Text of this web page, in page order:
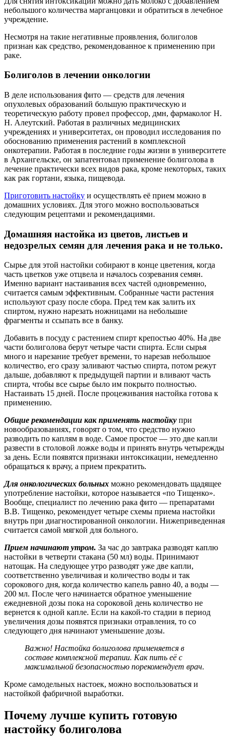
небольшого количества марганцовки и обратиться в лечебное
учреждение.
Несмотря на такие негативные проявления, болиголов
признан как средство, рекомендованное к применению при
раке.
Болиголов в лечении онкологии
В деле использования фито — средств для лечения
опухолевых образований большую практическую и
теоретическую работу провел профессор, дмн, фармаколог Н.
Н. Алеутский. Работая в различных медицинских
учреждениях и университетах, он проводил исследования по
обоснованию применения растений в комплексной
онкотерапии. Работая в последние годы жизни в университете
в Архангельске, он запатентовал применение болиголова в
лечение практически всех видов рака, кроме некоторых, таких
как рак гортани, языка, пищевода.
Приготовить настойку и осуществлять её прием можно в
домашних условиях. Для этого можно воспользоваться
следующим рецептами и рекомендациями.
Домашняя настойка из цветов, листьев и
недозрелых семян для лечения рака и не только.
Сырье для этой настойки собирают в конце цветения, когда
часть цветков уже отцвела и началось созревания семян.
Именно вариант настаивания всех частей одновременно,
считается самым эффективным. Собранные части растения
используют сразу после сбора. Пред тем как залить их
спиртом, нужно нарезать ножницами на небольшие
фрагменты и ссыпать все в банку.
Добавить в посуду с растением спирт крепостью 40%. На две
части болиголова берут четыре части спирта. Если сырья
много и нарезание требует времени, то нарезав небольшое
количество, его сразу заливают частью спирта, потом режут
дальше, добавляют к предыдущей партии и вливают часть
спирта, чтобы все сырье было им покрыто полностью.
Настаивать 15 дней. После процеживания настойка готова к
применению.
Общие рекомендации как применять настойку при
новообразованиях, говорят о том, что средство нужно
разводить по каплям в воде. Самое простое — это две капли
развести в столовой ложке воды и принять внутрь четырежды
за день. Если появятся признаки интоксикации, немедленно
обращаться к врачу, а прием прекратить.
Для онкологических больных можно рекомендовать щадящее
употребление настойки, которое называется «по Тищенко».
Вообще, специалист по лечению рака фито — препаратами
В.В. Тищенко, рекомендует четыре схемы приема настойки
внутрь при диагностированной онкологии. Нижеприведенная
считается самой мягкой для больного.
Прием начинают утром. За час до завтрака разводят каплю
настойки в четверти стакана (50 мл) воды. Принимают
натощак. На следующее утро разводят уже две капли,
соответственно увеличивая и количество воды и так
сорокового дня, когда количество капель равно 40, а воды —
200 мл. После чего начинается обратное уменьшение
ежедневной дозы пока на сороковой день количество не
вернется к одной капле. Если на какой-то стадии в период
увеличения дозы появятся признаки отравления, то со
следующего дня начинают уменьшение дозы.
Важно! Настойка болиголова применяется в
составе комплексной терапии. Как пить её с
максимальной безопасностью порекомендует врач.
Кроме самодельных настоек, можно воспользоваться и
настойкой фабричной выработки.
Почему лучше купить готовую
настойку болиголова